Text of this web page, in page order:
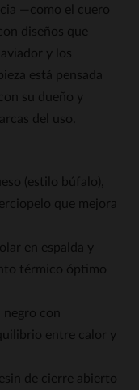
—como el cuero
diseños que
y los
está pensada
su dueño y
del uso.
(estilo búfalo),
que mejora
en espalda y
térmico óptimo
negro con
entre calor y
de cierre abierto